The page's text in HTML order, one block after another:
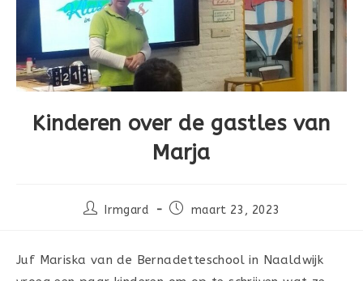
Kinderen over de gastles van
Marja
BerichtIrmgard
Berichtmaart 23, 2023
Juf Mariska van de Bernadetteschool in Naaldwijk